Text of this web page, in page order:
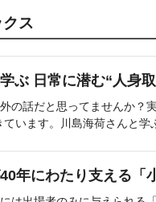
ス
ぶ 日常に潜む“人身
外の話だと思ってませんか？
います。川島海荷さんと学
年にわたり支える「